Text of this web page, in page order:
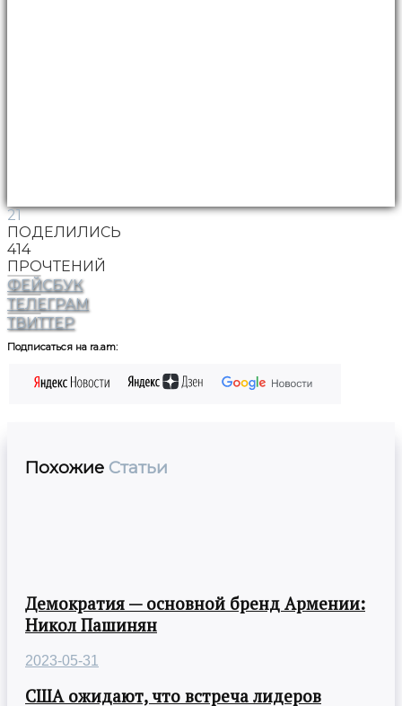
21
ПОДЕЛИЛИСЬ
414
ПРОЧТЕНИЙ
ФЕЙСБУК
ТЕЛЕГРАМ
ТВИТТЕР
Подписаться на ra.am:
Похожие Статьи
Демократия — основной бренд Армении:
Никол Пашинян
2023-05-31
США ожидают, что встреча лидеров